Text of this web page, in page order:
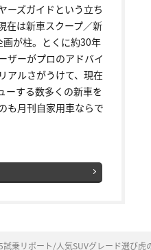
ーズガイドという立ち
在は新車スクープ／新
が柱。とくに約30年
ザーがプロのアドバイ
アルさがうけて、現在
ーする数多くの新車を
も月刊自家用車ならで
乗リポート/人気SUVグレード選び